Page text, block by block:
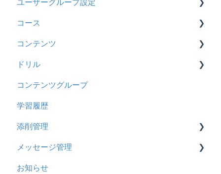
料金
管理ユーザー・受講ユーザー
履歴
コンテンツ
CSV
ドキュメント
ビデオ
ドリル
2025年9月アップデート
2025年3月アップデート
2024年12月アップデート
2024年8月アップデート
2024年5月アップデート
2023年12月アップデート
2023年11月アップデート
2023年8月アップデート
ロールと権限
【新レイアウト】受講ユーザー登録について
【旧レイアウト】ユーザー編集について
【新レイアウト】ユーザーグループ設定
【旧レイアウト】ユーザーグループ設定
コース
基本操作
新レイアウト
旧レイアウト
コース詳細設定の参考
ストレスチェック
CSVについて
コンテンツ
ビデオ
ドキュメント
多言語表示
リンク
ドリル
概要
問題について
ドリルについて
【問題・ドリル】の参考
ドリルスキンについて
コンテンツグループ
学習履歴
添削管理
概要
基本操作
メッセージ管理
基本操作
お知らせ